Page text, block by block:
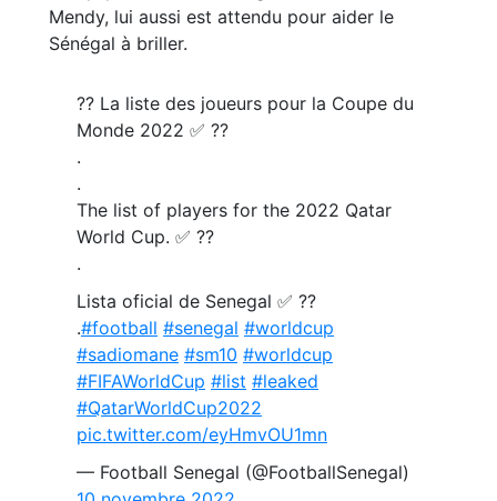
Mendy, lui aussi est attendu pour aider le
Sénégal à briller.
?? La liste des joueurs pour la Coupe du
Monde 2022 ✅ ??
.
.
The list of players for the 2022 Qatar
World Cup. ✅ ??
.
Lista oficial de Senegal ✅ ??
.#football #senegal #worldcup
#sadiomane #sm10 #worldcup
#FIFAWorldCup #list #leaked
#QatarWorldCup2022
pic.twitter.com/eyHmvOU1mn
— Football Senegal (@FootballSenegal)